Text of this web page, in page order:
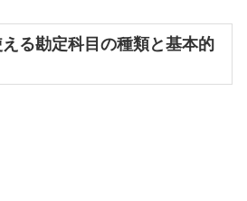
る勘定科目の種類と基本的